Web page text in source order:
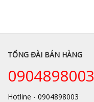
TỔNG ĐÀI BÁN HÀNG
0904898003
Hotline - 0904898003